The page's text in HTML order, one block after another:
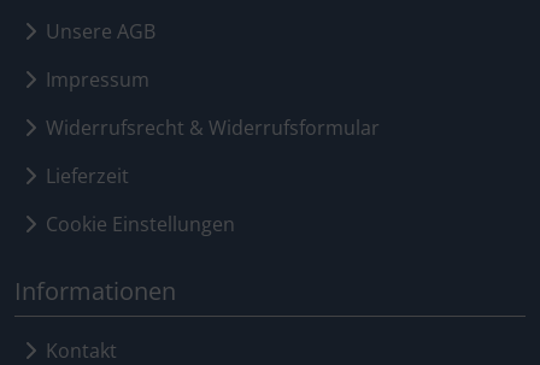
Unsere AGB
Impressum
Widerrufsrecht & Widerrufsformular
Lieferzeit
Cookie Einstellungen
Informationen
Kontakt